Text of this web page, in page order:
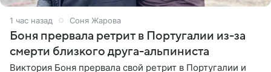
1 час назад Соня Жарова
Боня прервала ретрит в Португалии из-за
смерти близкого друга-альпиниста
Виктория Боня прервала свой ретрит в Португалии и